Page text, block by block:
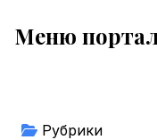
Меню
Рубрики